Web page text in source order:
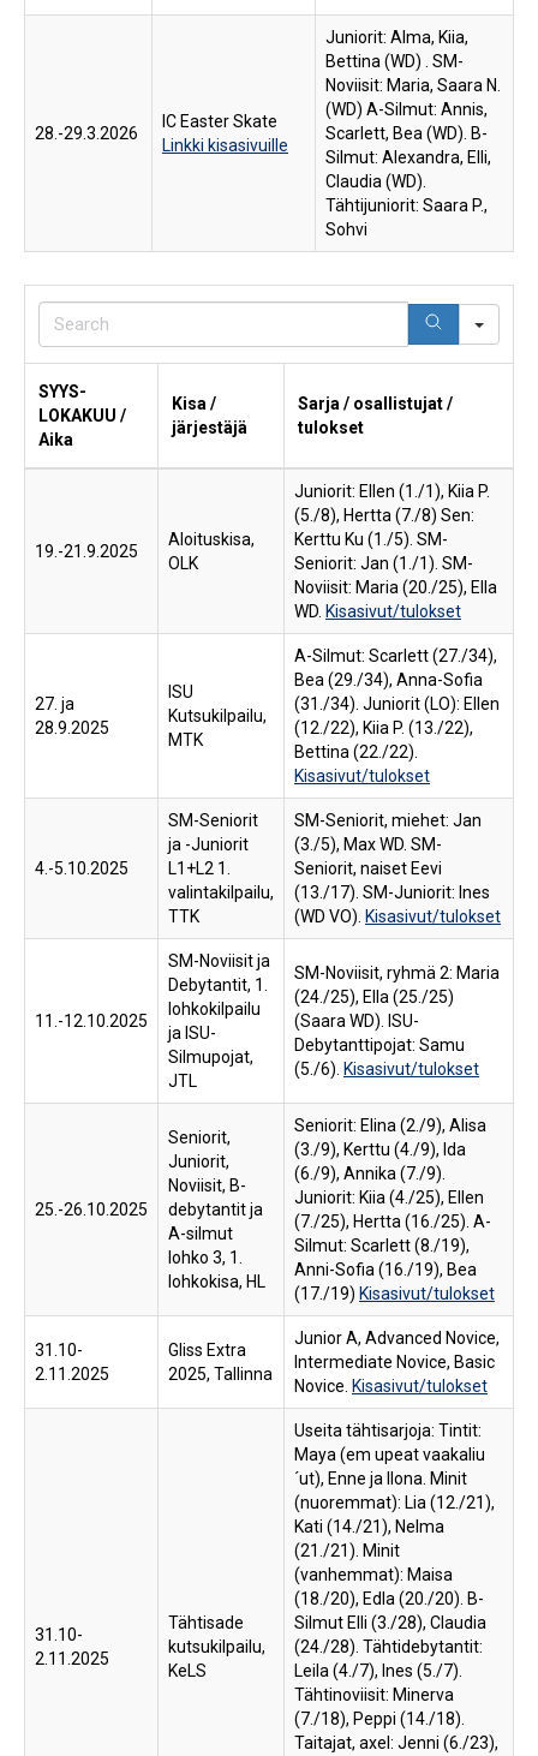
28.-29.3.2026
IC Easter Skate
Linkki kisasivuille
Juniorit: Alma, Kiia,
Bettina (WD) . SM-
Noviisit: Maria, Saara N.
(WD) A-Silmut: Annis,
Scarlett, Bea (WD). B-
Silmut: Alexandra, Elli,
Claudia (WD).
Tähtijuniorit: Saara P.,
Sohvi
SYYS-
LOKAKUU /
Aika
Kisa /
järjestäjä
Sarja / osallistujat /
tulokset
19.-21.9.2025
Aloituskisa,
OLK
Juniorit: Ellen (1./1), Kiia P.
(5./8), Hertta (7./8) Sen:
Kerttu Ku (1./5). SM-
Seniorit: Jan (1./1). SM-
Noviisit: Maria (20./25), Ella
WD. Kisasivut/tulokset
27. ja
28.9.2025
ISU
Kutsukilpailu,
MTK
A-Silmut: Scarlett (27./34),
Bea (29./34), Anna-Sofia
(31./34). Juniorit (LO): Ellen
(12./22), Kiia P. (13./22),
Bettina (22./22).
Kisasivut/tulokset
4.-5.10.2025
SM-Seniorit
ja -Juniorit
L1+L2 1.
valintakilpailu,
TTK
SM-Seniorit, miehet: Jan
(3./5), Max WD. SM-
Seniorit, naiset Eevi
(13./17). SM-Juniorit: Ines
(WD VO). Kisasivut/tulokset
11.-12.10.2025
SM-Noviisit ja
Debytantit, 1.
lohkokilpailu
ja ISU-
Silmupojat,
JTL
SM-Noviisit, ryhmä 2: Maria
(24./25), Ella (25./25)
(Saara WD). ISU-
Debytanttipojat: Samu
(5./6). Kisasivut/tulokset
25.-26.10.2025
Seniorit,
Juniorit,
Noviisit, B-
debytantit ja
A-silmut
lohko 3, 1.
lohkokisa, HL
Seniorit: Elina (2./9), Alisa
(3./9), Kerttu (4./9), Ida
(6./9), Annika (7./9).
Juniorit: Kiia (4./25), Ellen
(7./25), Hertta (16./25). A-
Silmut: Scarlett (8./19),
Anni-Sofia (16./19), Bea
(17./19) Kisasivut/tulokset
31.10-
2.11.2025
Gliss Extra
2025, Tallinna
Junior A, Advanced Novice,
Intermediate Novice, Basic
Novice. Kisasivut/tulokset
31.10-
2.11.2025
Tähtisade
kutsukilpailu,
KeLS
Useita tähtisarjoja: Tintit:
Maya (em upeat vaakaliu
´ut), Enne ja Ilona. Minit
(nuoremmat): Lia (12./21),
Kati (14./21), Nelma
(21./21). Minit
(vanhemmat): Maisa
(18./20), Edla (20./20). B-
Silmut Elli (3./28), Claudia
(24./28). Tähtidebytantit:
Leila (4./7), Ines (5./7).
Tähtinoviisit: Minerva
(7./18), Peppi (14./18).
Taitajat, axel: Jenni (6./23),